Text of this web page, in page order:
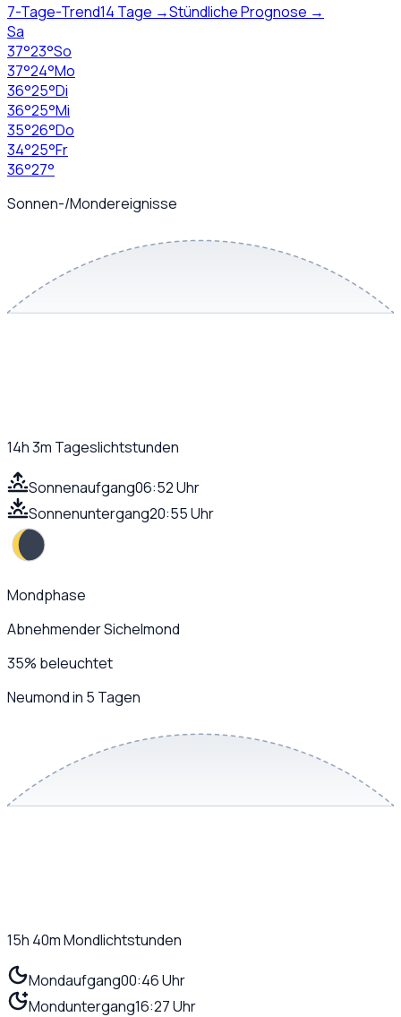
7-Tage-Trend14 Tage →Stündliche Prognose →
Sa
37°23°So
37°24°Mo
36°25°Di
36°25°Mi
35°26°Do
34°25°Fr
36°27°
Sonnen-/Mondereignisse
14h 3m Tageslichtstunden
Sonnenaufgang06:52 Uhr
Sonnenuntergang20:55 Uhr
Mondphase
Abnehmender Sichelmond
35% beleuchtet
Neumond in 5 Tagen
15h 40mMondlichtstunden
Mondaufgang00:46 Uhr
Monduntergang16:27 Uhr